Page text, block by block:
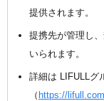
提供されます。
提携先が管理し
いられます。
詳細は LIFULLグ
（ https://